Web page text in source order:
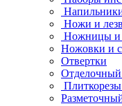
Ножи и
Ножницы и
Ножовки и
Отвертки